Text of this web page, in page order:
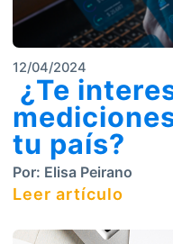
12/04/2024
¿Te
tu país?
Por: Elisa Peirano
Leer artículo